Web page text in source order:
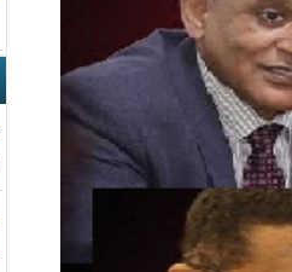
حوادث
ناشط يهاجم رئيس
الاحتفاء بتنصيب
انتشال جثمان